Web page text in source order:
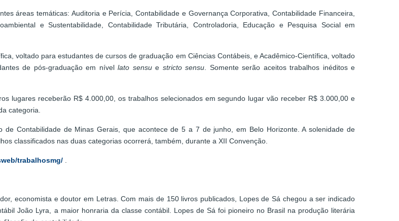
áreas temáticas: Auditoria e Perícia, Contabilidade e Governança Corporativa, Contabilidade Financeira,
e Sustentabilidade, Contabilidade Tributária, Controladoria, Educação e Pesquisa Social em
voltado para estudantes de cursos de graduação em Ciências Contábeis, e Acadêmico-Científica, voltado
de pós-graduação em nível lato sensue stricto sensu. Somente serão aceitos trabalhos inéditos e
lugares receberão R$ 4.000,00, os trabalhos selecionados em segundo lugar vão receber R$ 3.000,00 e
categoria.
Contabilidade de Minas Gerais, que acontece de 5 a 7 de junho, em Belo Horizonte. A solenidade de
classificados nas duas categorias ocorrerá, também, durante a XII Convenção.
trabalhosmg/ .
economista e doutor em Letras. Com mais de 150 livros publicados, Lopes de Sá chegou a ser indicado
João Lyra, a maior honraria da classe contábil. Lopes de Sá foi pioneiro no Brasil na produção literária